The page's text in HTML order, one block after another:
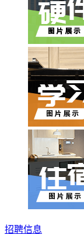
招聘信息